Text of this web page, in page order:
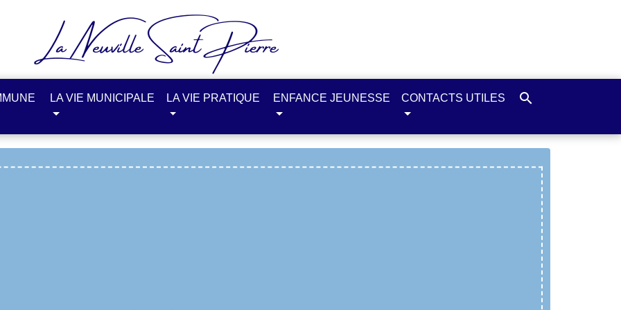
LA VIE MUNICIPALE LA VIE PRATIQUE ENFANCE JEUNESSE CONTACTS UTILES search